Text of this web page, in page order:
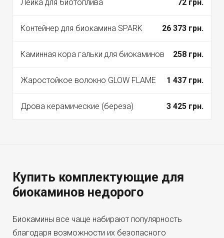
Лейка для биотоплива 72 грн.
Контейнер для биокамина SPARK 26 373 грн.
Каминная кора гальки для биокаминов 258 грн.
Жаростойкое волокно GLOW FLAME 1 437 грн.
Дрова керамические (береза) 3 425 грн.
Купить комплектующие для
биокаминов недорого
Биокамины все чаще набирают популярность
благодаря возможности их безопасного